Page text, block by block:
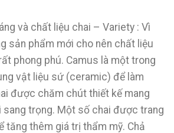
và chất liệu chai – Variety : Vì
sản phẩm mới cho nên chất liệu
phong phú. Camus là một trong
vật liệu sứ (ceramic) để làm
được chăm chút thiết kế mang
sang trọng. Một số chai được trang
tăng thêm giá trị thẩm mỹ. Chả